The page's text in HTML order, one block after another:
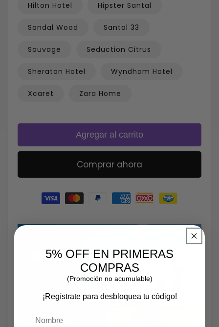
Hilton Hotel Hipster Santal
Sandal Wood Santal 33
Sauvage Seduction Citrus
Sheraton Hotel Wyndham Hotel
Xcaret Zara Home
Agregar al carrito
Comprar ahora
Formas
5% OFF EN PRIMERAS
COMPRAS
(Promoción no acumulable)
¡Regístrate para desbloquea tu código!